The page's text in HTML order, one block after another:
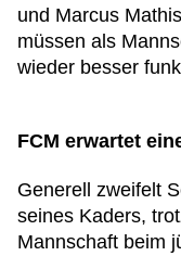
und Marcus
müssen als
wieder besser
FCM erwartet
Generell zweifelt
seines Kaders,
Mannschaft beim